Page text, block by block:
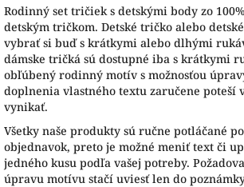
Rodinný set tričiek s detskými body zo
detským tričkom. Detské tričko alebo
vybrať si buď s krátkymi alebo dlhými
dámske tričká sú dostupné iba s krátkymi
obľúbený rodinný motív s možnosťou
doplnenia vlastného textu zaručene poteší
vynikať.
Všetky naše produkty sú ručne potláčané
objednavok, preto je možné meniť text či
jedného kusu podľa vašej potreby.
úpravu motívu stačí uviesť len do